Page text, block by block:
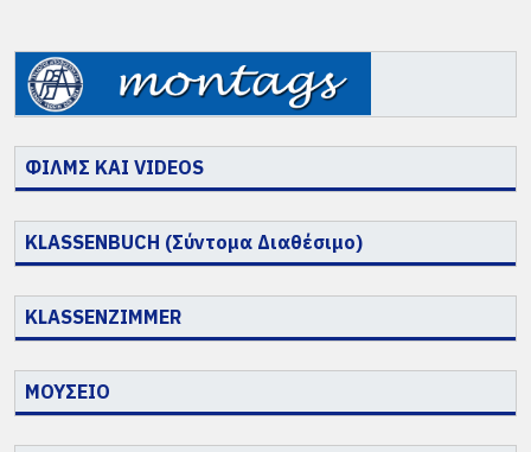
ΦΙΛΜΣ ΚΑΙ VIDEOS
KLASSENBUCH (Σύντομα Διαθέσιμο)
KLASSENZIMMER
ΜΟΥΣΕΙΟ